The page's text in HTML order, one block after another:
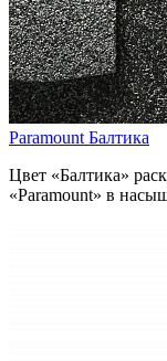
Paramount Балтика
Цвет «Балтика»
«Paramount» в